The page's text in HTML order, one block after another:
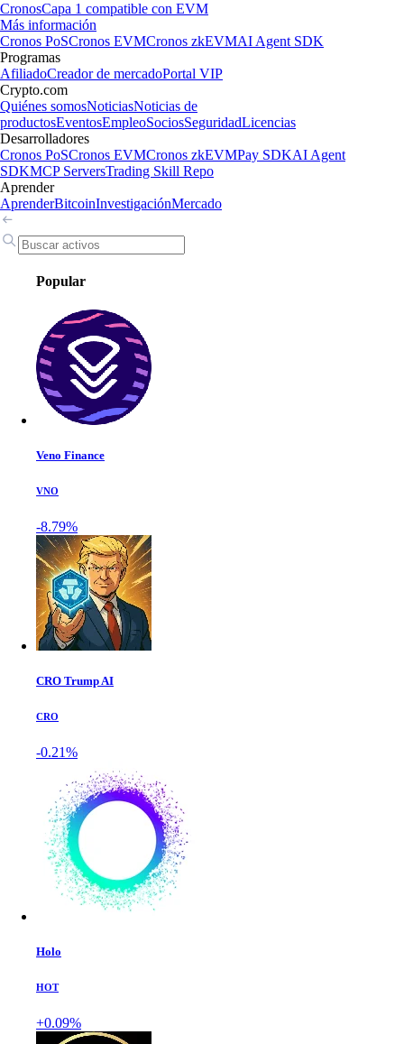
CronosCapa 1 compatible con EVM
Más información
Cronos PoSCronos EVMCronos zkEVMAI Agent SDK
Programas
AfiliadoCreador de mercadoPortal VIP
Crypto.com
Quiénes somosNoticiasNoticias de
productosEventosEmpleoSociosSeguridadLicencias
Desarrolladores
Cronos PoSCronos EVMCronos zkEVMPay SDKAI Agent
SDKMCP ServersTrading Skill Repo
Aprender
AprenderBitcoinInvestigaciónMercado
Popular
Veno Finance
VNO
-8.79%
CRO Trump AI
CRO
-0.21%
Holo
HOT
+0.09%